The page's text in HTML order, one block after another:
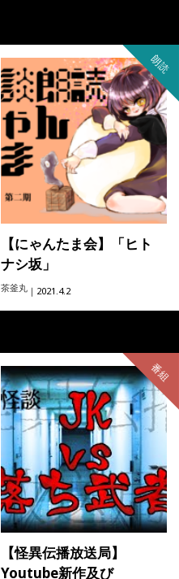
朗読
【にゃんたま会】「ヒト
ナシ坂」
茶釜丸 ｜2021.4.2
番組
【怪異伝播放送局】
Youtube新作及び